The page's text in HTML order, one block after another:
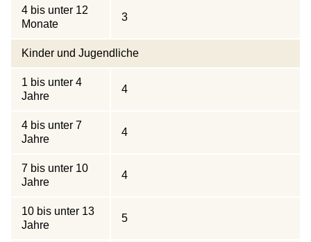
4 bis unter 12
Monate
3
Kinder und Jugendliche
1 bis unter 4
Jahre
4
4 bis unter 7
Jahre
4
7 bis unter 10
Jahre
4
10 bis unter 13
Jahre
5